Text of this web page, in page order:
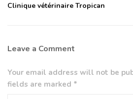
Clinique vétérinaire Tropican
Leave a Comment
Your email address will not be
fields are marked *